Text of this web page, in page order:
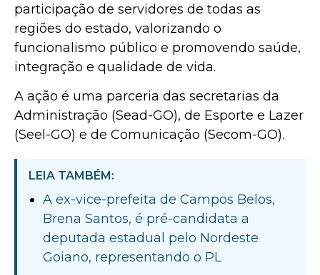
participação de servidores de todas as
regiões do estado, valorizando o
funcionalismo público e promovendo saúde,
integração e qualidade de vida.
A ação é uma parceria das secretarias da
Administração (Sead-GO), de Esporte e Lazer
(Seel-GO) e de Comunicação (Secom-GO).
LEIA TAMBÉM:
A ex-vice-prefeita de Campos Belos,
Brena Santos, é pré-candidata a
deputada estadual pelo Nordeste
Goiano, representando o PL